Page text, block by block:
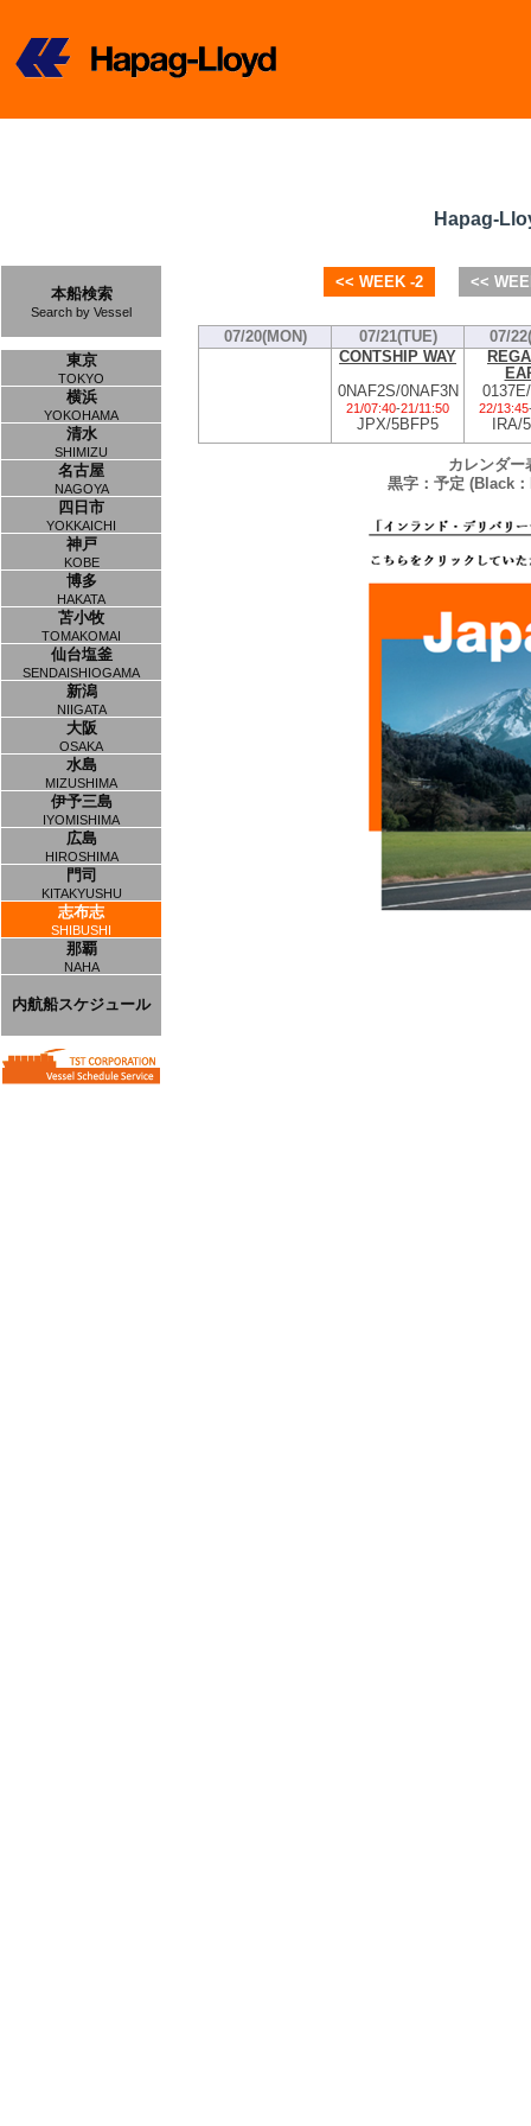
本船検索
Search by Vessel
東京
TOKYO
横浜
YOKOHAMA
清水
SHIMIZU
名古屋
NAGOYA
四日市
YOKKAICHI
神戸
KOBE
博多
HAKATA
苫小牧
TOMAKOMAI
仙台塩釜
SENDAISHIOGAMA
新潟
NIIGATA
大阪
OSAKA
水島
MIZUSHIMA
伊予三島
IYOMISHIMA
広島
HIROSHIMA
門司
KITAKYUSHU
志布志
SHIBUSHI
那覇
NAHA
内航船スケジュール
Hapag-
<< WEEK -2 <<
07/20(MON) 07/21(TUE)
07/
CONTSHIP WAY
0NAF2S/0NAF3N
21/07:40-21/11:50
JPX/5BFP5
22/13:45
IRA/
カレンダー
黒字：予定 (Black